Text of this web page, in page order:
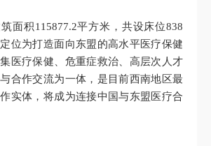
面积115877.2平方米，共设床位838
位为打造面向东盟的高水平医疗保健
医疗保健、危重症救治、高层次人才
合作交流为一体，是目前西南地区最
实体，将成为连接中国与东盟医疗合